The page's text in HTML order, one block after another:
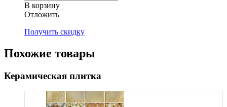
В корзину
Oтложить
Получить скидку
Похожие товары
Керамическая плитка